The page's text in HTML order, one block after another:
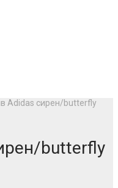
Adidas сирен/butterfly
butterfly